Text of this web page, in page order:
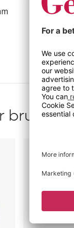
bruk for?
Aleyna,